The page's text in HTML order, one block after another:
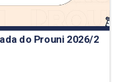
do Prouni 2026/2